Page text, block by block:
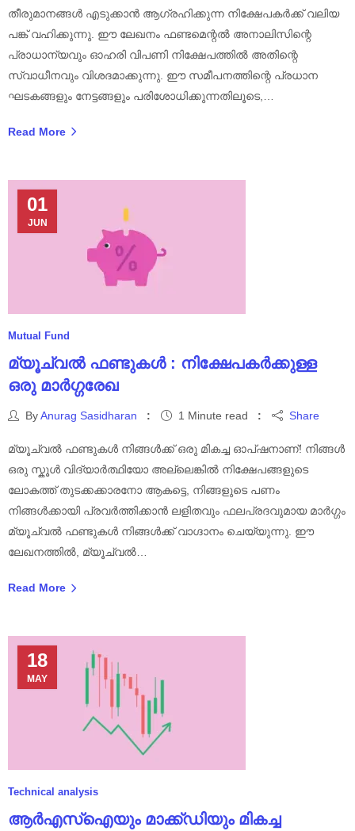
തീരുമാനങ്ങൾ എടുക്കാൻ ആഗ്രഹിക്കുന്ന നിക്ഷേപകർക്ക് വലിയ
പങ്ക് വഹിക്കുന്നു. ഈ ലേഖനം ഫണ്ടമെന്റൽ അനാലിസിന്റെ
പ്രാധാന്യവും ഓഹരി വിപണി നിക്ഷേപത്തിൽ അതിന്റെ
സ്വാധീനവും വിശദമാക്കുന്നു. ഈ സമീപനത്തിന്റെ പ്രധാന
ഘടകങ്ങളും നേട്ടങ്ങളും പരിശോധിക്കുന്നതിലൂടെ,…
Read More
01
JUN
Mutual Fund
മ്യൂച്വൽ ഫണ്ടുകൾ : നിക്ഷേപകർക്കുള്ള
ഒരു മാർഗ്ഗരേഖ
ByAnurag Sasidharan 1 Minute read Share
മ്യൂച്വൽ ഫണ്ടുകൾ നിങ്ങൾക്ക് ഒരു മികച്ച ഓപ്ഷനാണ്! നിങ്ങൾ
ഒരു സ്കൂൾ വിദ്യാർത്ഥിയോ അല്ലെങ്കിൽ നിക്ഷേപങ്ങളുടെ
ലോകത്ത് തുടക്കക്കാരനോ ആകട്ടെ, നിങ്ങളുടെ പണം
നിങ്ങൾക്കായി പ്രവർത്തിക്കാൻ ലളിതവും ഫലപ്രദവുമായ മാർഗ്ഗം
മ്യൂച്വൽ ഫണ്ടുകൾ നിങ്ങൾക്ക് വാഗ്ദാനം ചെയ്യുന്നു. ഈ
ലേഖനത്തിൽ, മ്യൂച്വൽ…
Read More
18
MAY
Technical analysis
ആർഎസ്ഐയും മാക്ക്ഡിയും മികച്ച